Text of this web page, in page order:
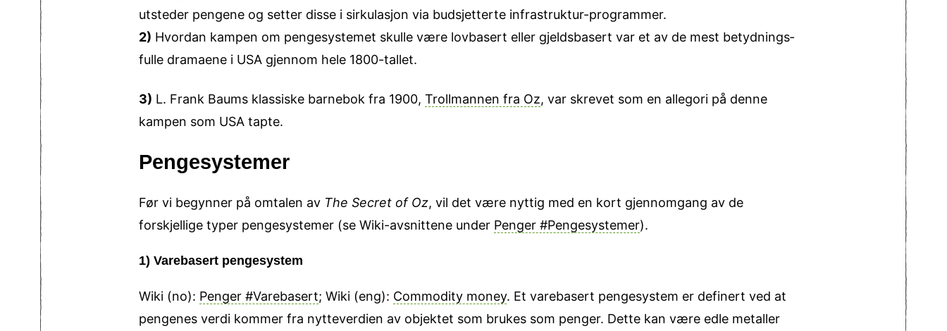
utsteder pengene og setter disse i sirkulasjon via budsjetterte infrastruktur-programmer.
2) Hvordan kampen om penge­systemet skulle være lovbasert eller gjeldsbasert var et av de mest betydnings­
fulle dramaene i USA gjennom hele 1800-tallet.
3) L. Frank Baums klassiske barne­bok fra 1900, Trollmannen fra Oz, var skrevet som en allegori på denne
kampen som USA tapte.
Pengesystemer
Før vi begynner på omtalen av The Secret of Oz, vil det være nyttig med en kort gjennomgang av de
forskjellige typer pengesystemer (se Wiki-avsnittene under Penger #Pengesystemer).
1) Varebasert pengesystem
Wiki (no): Penger #Varebasert; Wiki (eng): Commodity money. Et varebasert pengesystem er definert ved at
pengenes verdi kommer fra nytteverdien av objektet som brukes som penger. Dette kan være edle metaller